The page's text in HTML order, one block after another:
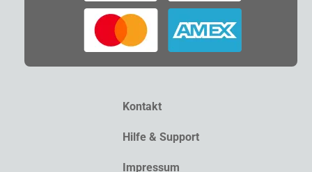
Kontakt
Hilfe & Support
Impressum